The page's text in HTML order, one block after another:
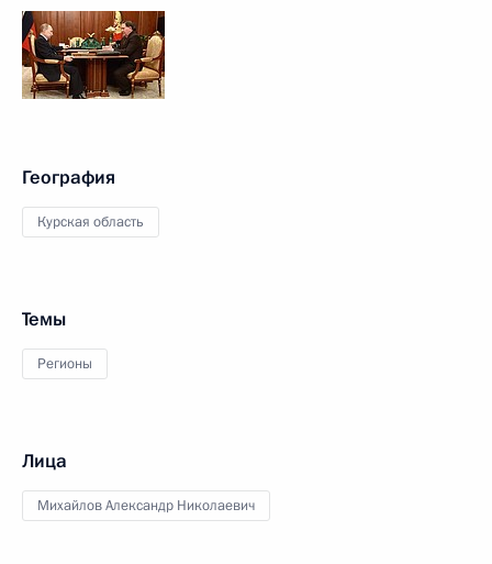
География
Курская область
Темы
Регионы
Лица
Михайлов Александр Николаевич